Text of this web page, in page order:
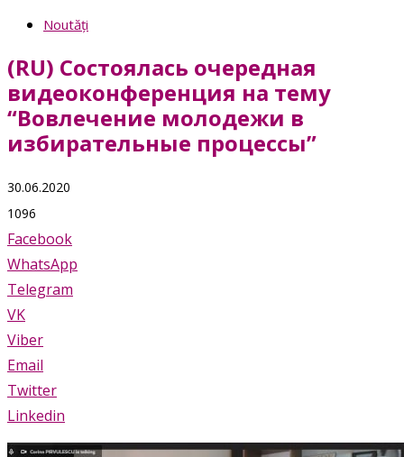
Noutăți
(RU) Состоялась очередная
видеоконференция на тему
“Вовлечение молодежи в
избирательные процессы”
30.06.2020
1096
Facebook
WhatsApp
Telegram
VK
Viber
Email
Twitter
Linkedin